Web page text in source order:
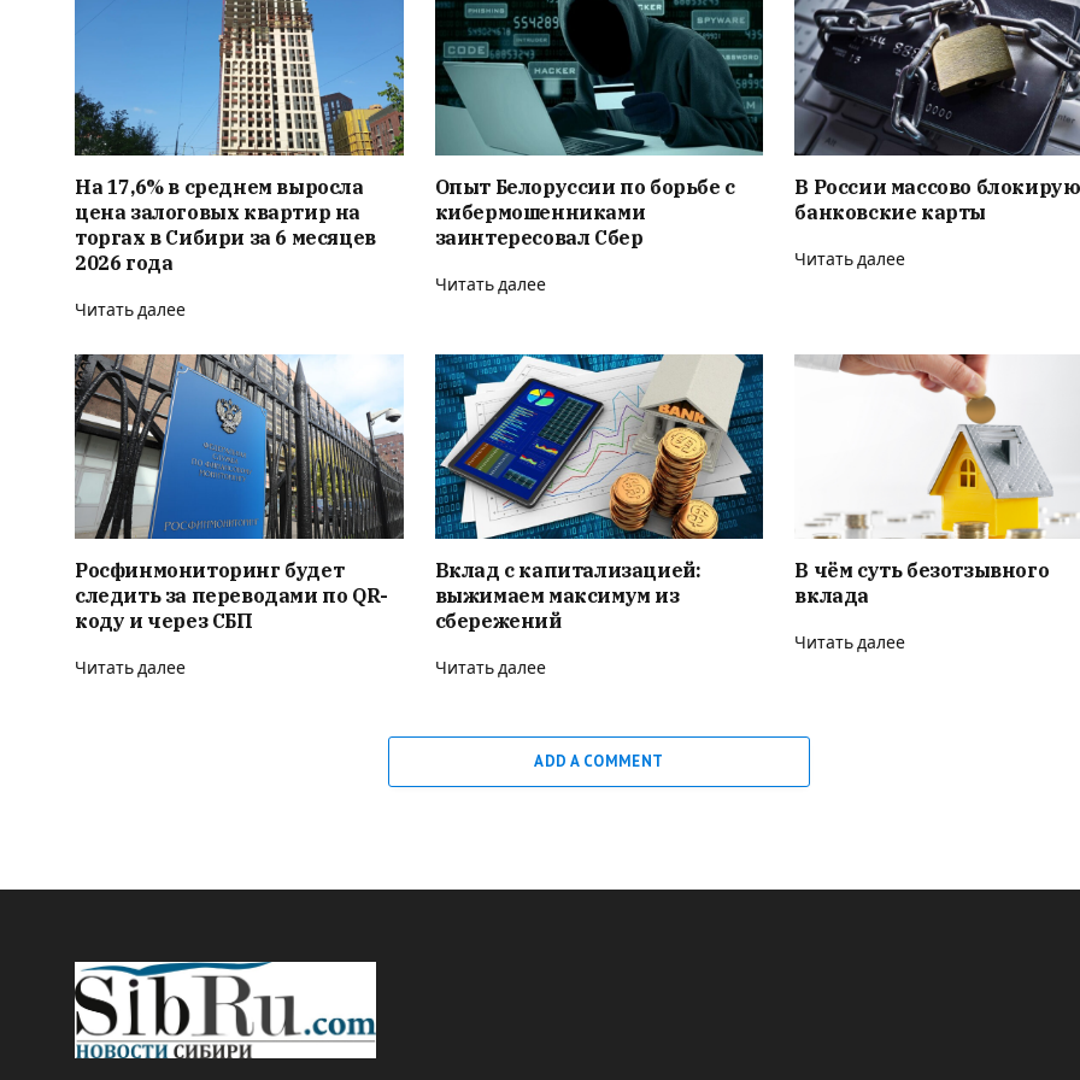
На 17,6% в среднем выросла
цена залоговых квартир на
торгах в Сибири за 6 месяцев
2026 года
Читать далее
Опыт Белоруссии по борьбе с
кибермошенниками
заинтересовал Сбер
Читать далее
В России массово
банковские карты
Читать далее
Росфинмониторинг будет
следить за переводами по QR-
коду и через СБП
Читать далее
Вклад с капитализацией:
выжимаем максимум из
сбережений
Читать далее
В чём суть безотзывного
вклада
Читать далее
ADD A COMMENT